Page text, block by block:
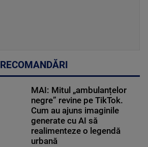
RECOMANDĂRI
MAI: Mitul „ambulanțelor
negre” revine pe TikTok.
Cum au ajuns imaginile
generate cu AI să
realimenteze o legendă
urbană